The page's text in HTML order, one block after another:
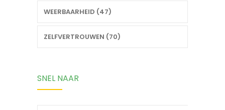
WEERBAARHEID (47)
ZELFVERTROUWEN (70)
SNEL NAAR